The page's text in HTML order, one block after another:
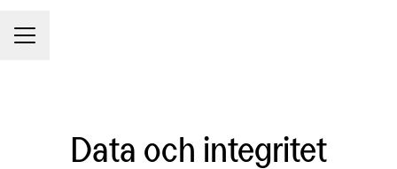
KARRIÄRMENY
Data och integritet